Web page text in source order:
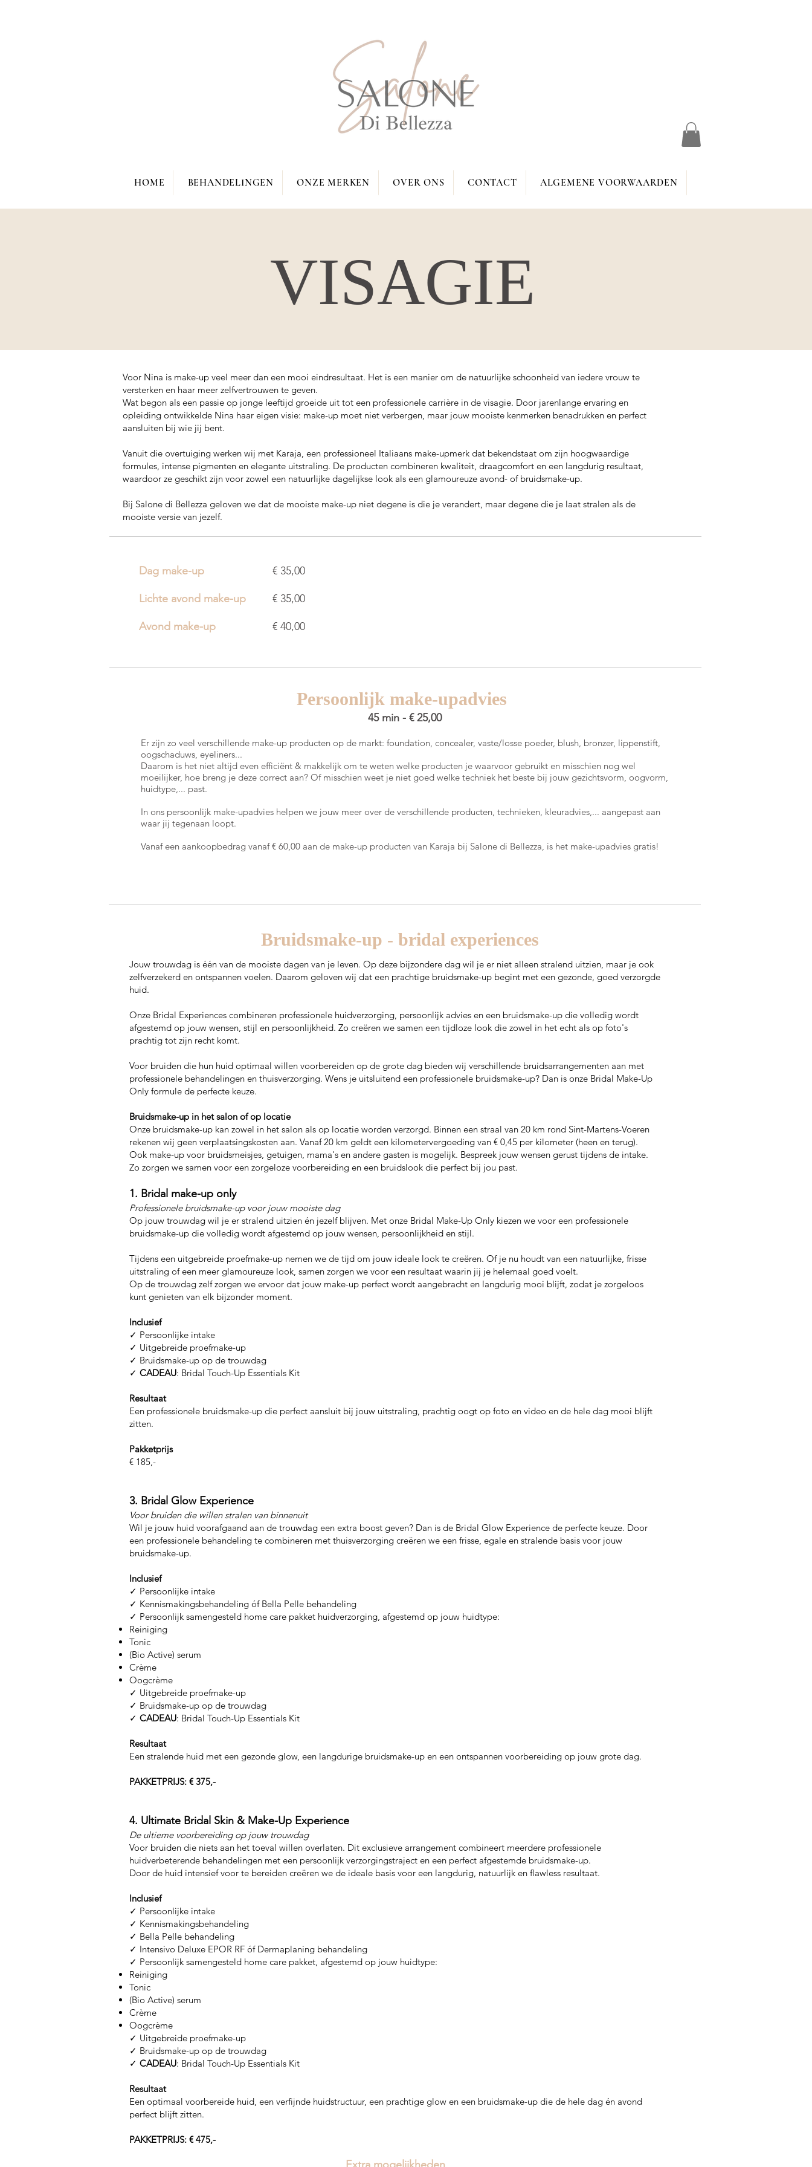
HOME BEHANDELINGEN ONZE MERKEN OVER ONS CONTACT ALGEMENE VOORWAARDEN
VISAGIE
Voor Nina is make-up veel meer dan een mooi eindresultaat. Het is een manier om de natuurlijke schoonheid van iedere vrouw te
versterken en haar meer zelfvertrouwen te geven.
Wat begon als een passie op jonge leeftijd groeide uit tot een professionele carrière in de visagie. Door jarenlange ervaring en
opleiding ontwikkelde Nina haar eigen visie: make-up moet niet verbergen, maar jouw mooiste kenmerken benadrukken en perfect
aansluiten bij wie jij bent.
Vanuit die overtuiging werken wij met Karaja, een professioneel Italiaans make-upmerk dat bekendstaat om zijn hoogwaardige
formules, intense pigmenten en elegante uitstraling. De producten combineren kwaliteit, draagcomfort en een langdurig resultaat,
waardoor ze geschikt zijn voor zowel een natuurlijke dagelijkse look als een glamoureuze avond- of bruidsmake-up.
Bij Salone di Bellezza geloven we dat de mooiste make-up niet degene is die je verandert, maar degene die je laat stralen als de
mooiste versie van jezelf.
Dag make-up
Lichte avond make-up
Avond make-up
€ 35,00
€ 35,00
€ 40,00
Persoonlijk make-upadvies
45 min - € 25,00
Er zijn zo veel verschillende make-up producten op de markt: foundation, concealer, vaste/losse poeder, blush, bronzer, lippenstift,
oogschaduws, eyeliners...
Daarom is het niet altijd even efficiënt & makkelijk om te weten welke producten je waarvoor gebruikt en misschien nog wel
moeilijker, hoe breng je deze correct aan? Of misschien weet je niet goed welke techniek het beste bij jouw gezichtsvorm, oogvorm,
huidtype,... past.
In ons persoonlijk make-upadvies helpen we jouw meer over de verschillende producten, technieken, kleuradvies,... aangepast aan
waar jij tegenaan loopt.
Vanaf een aankoopbedrag vanaf € 60,00 aan de make-up producten van Karaja bij Salone di Bellezza, is het make-upadvies gratis!
Bruidsmake-up - bridal experiences
Jouw trouwdag is één van de mooiste dagen van je leven. Op deze bijzondere dag wil je er niet alleen stralend uitzien, maar je ook
zelfverzekerd en ontspannen voelen. Daarom geloven wij dat een prachtige bruidsmake-up begint met een gezonde, goed verzorgde
huid.
Onze Bridal Experiences combineren professionele huidverzorging, persoonlijk advies en een bruidsmake-up die volledig wordt
afgestemd op jouw wensen, stijl en persoonlijkheid. Zo creëren we samen een tijdloze look die zowel in het echt als op foto's
prachtig tot zijn recht komt.
Voor bruiden die hun huid optimaal willen voorbereiden op de grote dag bieden wij verschillende bruidsarrangementen aan met
professionele behandelingen en thuisverzorging. Wens je uitsluitend een professionele bruidsmake-up? Dan is onze Bridal Make-Up
Only formule de perfecte keuze.
Bruidsmake-up in het salon of op locatie
Onze bruidsmake-up kan zowel in het salon als op locatie worden verzorgd. Binnen een straal van 20 km rond Sint-Martens-Voeren
rekenen wij geen verplaatsingskosten aan. Vanaf 20 km geldt een kilometervergoeding van € 0,45 per kilometer (heen en terug).
Ook make-up voor bruidsmeisjes, getuigen, mama's en andere gasten is mogelijk. Bespreek jouw wensen gerust tijdens de intake.
Zo zorgen we samen voor een zorgeloze voorbereiding en een bruidslook die perfect bij jou past.
1. Bridal make-up only
Professionele bruidsmake-up voor jouw mooiste dag
Op jouw trouwdag wil je er stralend uitzien én jezelf blijven. Met onze Bridal Make-Up Only kiezen we voor een professionele
bruidsmake-up die volledig wordt afgestemd op jouw wensen, persoonlijkheid en stijl.
Tijdens een uitgebreide proefmake-up nemen we de tijd om jouw ideale look te creëren. Of je nu houdt van een natuurlijke, frisse
uitstraling of een meer glamoureuze look, samen zorgen we voor een resultaat waarin jij je helemaal goed voelt.
Op de trouwdag zelf zorgen we ervoor dat jouw make-up perfect wordt aangebracht en langdurig mooi blijft, zodat je zorgeloos
kunt genieten van elk bijzonder moment.
Inclusief
✓ Persoonlijke intake
✓ Uitgebreide proefmake-up
✓ Bruidsmake-up op de trouwdag
✓ CADEAU: Bridal Touch-Up Essentials Kit
Resultaat
Een professionele bruidsmake-up die perfect aansluit bij jouw uitstraling, prachtig oogt op foto en video en de hele dag mooi blijft
zitten.
Pakketprijs
€ 185,-
3. Bridal Glow Experience
Voor bruiden die willen stralen van binnenuit
Wil je jouw huid voorafgaand aan de trouwdag een extra boost geven? Dan is de Bridal Glow Experience de perfecte keuze. Door
een professionele behandeling te combineren met thuisverzorging creëren we een frisse, egale en stralende basis voor jouw
bruidsmake-up.
Inclusief
✓ Persoonlijke intake
✓ Kennismakingsbehandeling óf Bella Pelle behandeling
✓ Persoonlijk samengesteld home care pakket huidverzorging, afgestemd op jouw huidtype:
Reiniging
Tonic
(Bio Active) serum
Crème
Oogcrème
✓ Uitgebreide proefmake-up
✓ Bruidsmake-up op de trouwdag
✓ CADEAU: Bridal Touch-Up Essentials Kit
Resultaat
Een stralende huid met een gezonde glow, een langdurige bruidsmake-up en een ontspannen voorbereiding op jouw grote dag.
PAKKETPRIJS: € 375,-
4. Ultimate Bridal Skin & Make-Up Experience
De ultieme voorbereiding op jouw trouwdag
Voor bruiden die niets aan het toeval willen overlaten. Dit exclusieve arrangement combineert meerdere professionele
huidverbeterende behandelingen met een persoonlijk verzorgingstraject en een perfect afgestemde bruidsmake-up.
Door de huid intensief voor te bereiden creëren we de ideale basis voor een langdurig, natuurlijk en flawless resultaat.
Inclusief
✓ Persoonlijke intake
✓ Kennismakingsbehandeling
✓ Bella Pelle behandeling
✓ Intensivo Deluxe EPOR RF óf Dermaplaning behandeling
✓ Persoonlijk samengesteld home care pakket, afgestemd op jouw huidtype:
Reiniging
Tonic
(Bio Active) serum
Crème
Oogcrème
✓ Uitgebreide proefmake-up
✓ Bruidsmake-up op de trouwdag
✓ CADEAU: Bridal Touch-Up Essentials Kit
Resultaat
Een optimaal voorbereide huid, een verfijnde huidstructuur, een prachtige glow en een bruidsmake-up die de hele dag én avond
perfect blijft zitten.
PAKKETPRIJS: € 475,-